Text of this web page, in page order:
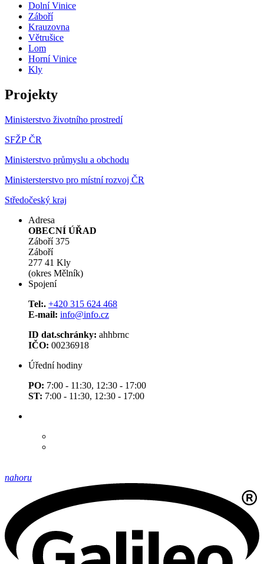
Dolní Vinice
Záboří
Krauzovna
Větrušice
Lom
Horní Vinice
Kly
Projekty
Ministerstvo životního prostredí
SFŽP ČR
Ministerstvo průmyslu a obchodu
Ministersterstvo pro místní rozvoj ČR
Středočeský kraj
Adresa
OBECNÍ ÚŘAD
Záboří 375
Záboří
277 41 Kly
(okres Mělník)
Spojení
Tel:. +420 315 624 468
E-mail: info@info.cz
ID dat.schránky: ahhbrnc
IČO: 00236918
Úřední hodiny
PO: 7:00 - 11:30, 12:30 - 17:00
ST: 7:00 - 11:30, 12:30 - 17:00
nahoru